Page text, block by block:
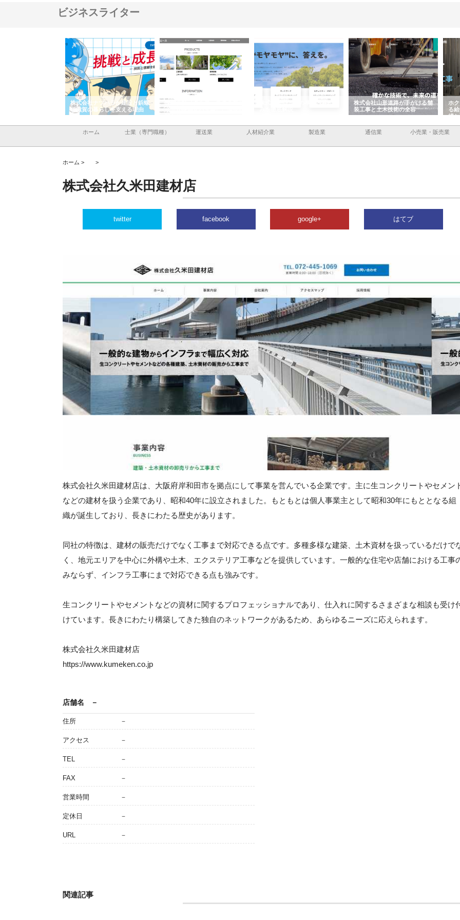
ビジネスライター
株式会社ナツハラが建設と鋲螺
で滋賀の暮らしを支える理由
イトが提供する充実した情報内
株式会社ＣＳＡの事業内容と強
株式会社山形道路が手がける舗
装工事と土木技術の全容
ホ
る
績
ホーム 士業（専門職種） 運送業 人材紹介業 製造業 通信業 小売業・販売業
ホーム > >
株式会社久米田建材店
twitter facebook google+ はてブ
株式会社久米田建材店は、大阪府岸和田市を拠点にして事業を営んでいる企業です。主に生コンクリートやセメン
などの建材を扱う企業であり、昭和40年に設立されました。もともとは個人事業主として昭和30年にもととなる組
織が誕生しており、長きにわたる歴史があります。
同社の特徴は、建材の販売だけでなく工事まで対応できる点です。多種多様な建築、土木資材を扱っているだけで
く、地元エリアを中心に外構や土木、エクステリア工事などを提供しています。一般的な住宅や店舗における工事
みならず、インフラ工事にまで対応できる点も強みです。
生コンクリートやセメントなどの資材に関するプロフェッショナルであり、仕入れに関するさまざまな相談も受け
けています。長きにわたり構築してきた独自のネットワークがあるため、あらゆるニーズに応えられます。
株式会社久米田建材店
https://www.kumeken.co.jp
店舗名 －
住所 －
アクセス －
TEL －
FAX －
営業時間 －
定休日 －
URL －
関連記事